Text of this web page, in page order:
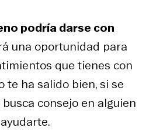
podría darse con
una oportunidad para
que tienes con
te ha salido bien, si se
consejo en alguien